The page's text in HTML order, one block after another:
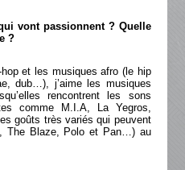
vont passionnent ? Quelle
?
hop et les musiques afro (le hip
dub…), j’aime les musiques
rencontrent les sons
comme M.I.A, La Yegros,
goûts très variés qui peuvent
The Blaze, Polo et Pan…) au